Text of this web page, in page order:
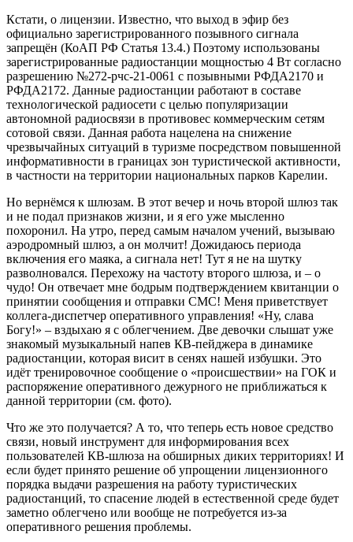
Кстати, о лицензии. Известно, что выход в эфир без
официально зарегистрированного позывного сигнала
запрещён (КоАП РФ Статья 13.4.) Поэтому использованы
зарегистрированные радиостанции мощностью 4 Вт согласно
разрешению №272-рчс-21-0061 с позывными РФДА2170 и
РФДА2172. Данные радиостанции работают в составе
технологической радиосети с целью популяризации
автономной радиосвязи в противовес коммерческим сетям
сотовой связи. Данная работа нацелена на снижение
чрезвычайных ситуаций в туризме посредством повышенной
информативности в границах зон туристической активности,
в частности на территории национальных парков Карелии.
Но вернёмся к шлюзам. В этот вечер и ночь второй шлюз так
и не подал признаков жизни, и я его уже мысленно
похоронил. На утро, перед самым началом учений, вызываю
аэродромный шлюз, а он молчит! Дожидаюсь периода
включения его маяка, а сигнала нет! Тут я не на шутку
разволновался. Перехожу на частоту второго шлюза, и – о
чудо! Он отвечает мне бодрым подтверждением квитанции о
принятии сообщения и отправки СМС! Меня приветствует
коллега-диспетчер оперативного управления! «Ну, слава
Богу!» – вздыхаю я с облегчением. Две девочки слышат уже
знакомый музыкальный напев КВ-пейджера в динамике
радиостанции, которая висит в сенях нашей избушки. Это
идёт тренировочное сообщение о «происшествии» на ГОК и
распоряжение оперативного дежурного не приближаться к
данной территории (см. фото).
Что же это получается? А то, что теперь есть новое средство
связи, новый инструмент для информирования всех
пользователей КВ-шлюза на обширных диких территориях! И
если будет принято решение об упрощении лицензионного
порядка выдачи разрешения на работу туристических
радиостанций, то спасение людей в естественной среде будет
заметно облегчено или вообще не потребуется из-за
оперативного решения проблемы.